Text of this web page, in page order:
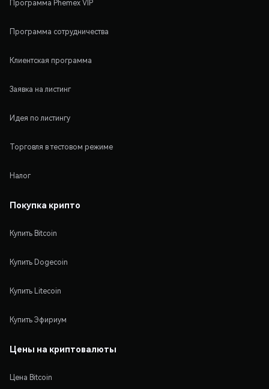
Программа Phemex VIP
Программа сотрудничества
Клиентская программа
Заявка на листинг
Идея по листингу
Торговля в тестовом режиме
Налог
Покупка крипто
Купить Bitcoin
Купить Dogecoin
Купить Litecoin
Купить Эфириум
Цены на криптовалюты
Цена Bitcoin